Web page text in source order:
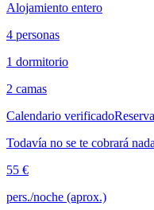
Alojamiento entero
4 personas
1 dormitorio
2 camas
Calendario verificado
Todavía no se te cobrará
55 €
pers./noche (aprox.)